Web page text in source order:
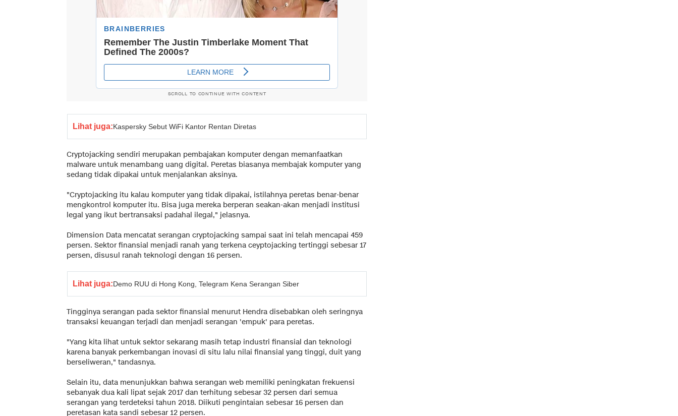
SCROLL TO CONTINUE WITH CONTENT
Lihat juga:Kaspersky Sebut WiFi Kantor Rentan Diretas
Cryptojacking sendiri merupakan pembajakan komputer dengan memanfaatkan
malware untuk menambang uang digital. Peretas biasanya membajak komputer yang
sedang tidak dipakai untuk menjalankan aksinya.
"Cryptojacking itu kalau komputer yang tidak dipakai, istilahnya peretas benar-benar
mengkontrol komputer itu. Bisa juga mereka berperan seakan-akan menjadi institusi
legal yang ikut bertransaksi padahal ilegal," jelasnya.
Dimension Data mencatat serangan cryptojacking sampai saat ini telah mencapai 459
persen. Sektor finansial menjadi ranah yang terkena ceyptojacking tertinggi sebesar 17
persen, disusul ranah teknologi dengan 16 persen.
Lihat juga:Demo RUU di Hong Kong, Telegram Kena Serangan Siber
Tingginya serangan pada sektor finansial menurut Hendra disebabkan oleh seringnya
transaksi keuangan terjadi dan menjadi serangan 'empuk' para peretas.
"Yang kita lihat untuk sektor sekarang masih tetap industri finansial dan teknologi
karena banyak perkembangan inovasi di situ lalu nilai finansial yang tinggi, duit yang
berseliweran," tandasnya.
Selain itu, data menunjukkan bahwa serangan web memiliki peningkatan frekuensi
sebanyak dua kali lipat sejak 2017 dan terhitung sebesar 32 persen dari semua
serangan yang terdeteksi tahun 2018. Diikuti pengintaian sebesar 16 persen dan
peretasan kata sandi sebesar 12 persen.